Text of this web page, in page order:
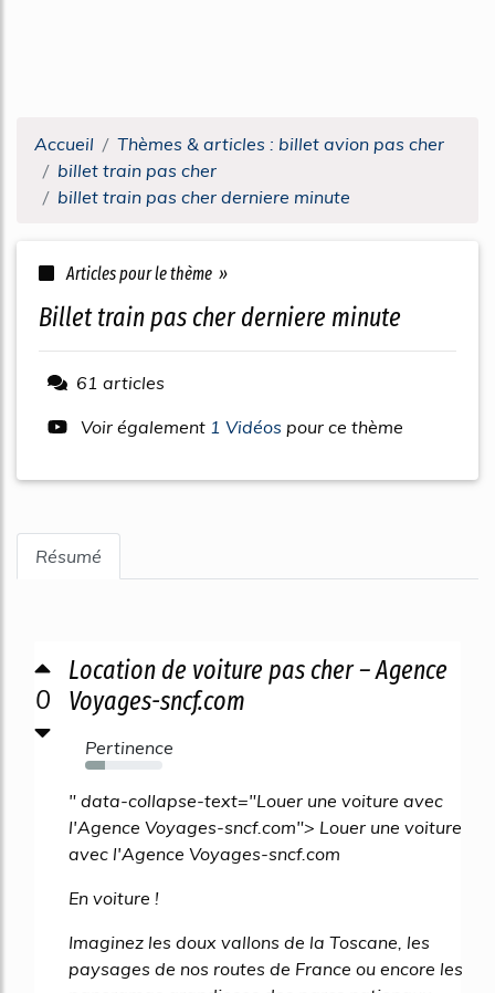
Accueil
Thèmes & articles : billet avion pas cher
billet train pas cher
billet train pas cher derniere minute
Articles pour le thème »
billet train pas cher derniere minute
61 articles
Voir également 1 Vidéos pour ce thème
Résumé
0
Location de voiture pas cher – Agence
Voyages-sncf.com
Pertinence
25%
" data-collapse-text="Louer une voiture avec
l'Agence Voyages-sncf.com"> Louer une voiture
avec l'Agence Voyages-sncf.com
En voiture !
Imaginez les doux vallons de la Toscane, les
paysages de nos routes de France ou encore les